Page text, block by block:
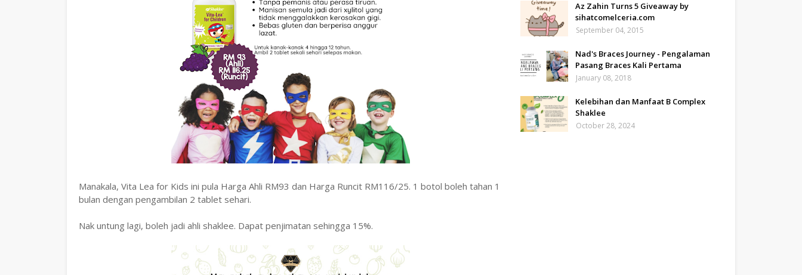
Manakala, Vita Lea for Kids ini pula Harga Ahli RM93 dan Harga Runcit RM116/25. 1 botol boleh tahan 1
bulan dengan pengambilan 2 tablet sehari.
Nak untung lagi, boleh jadi ahli shaklee. Dapat penjimatan sehingga 15%.
Az Zahin Turns 5 Giveaway by
sihatcomelceria.com
September 04, 2015
Nad's Braces Journey - Pengalaman
Pasang Braces Kali Pertama
January 08, 2018
Kelebihan dan Manfaat B Complex
Shaklee
October 28, 2024